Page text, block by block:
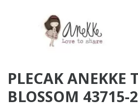
PLECAK ANEKKE
BLOSSOM 43715-